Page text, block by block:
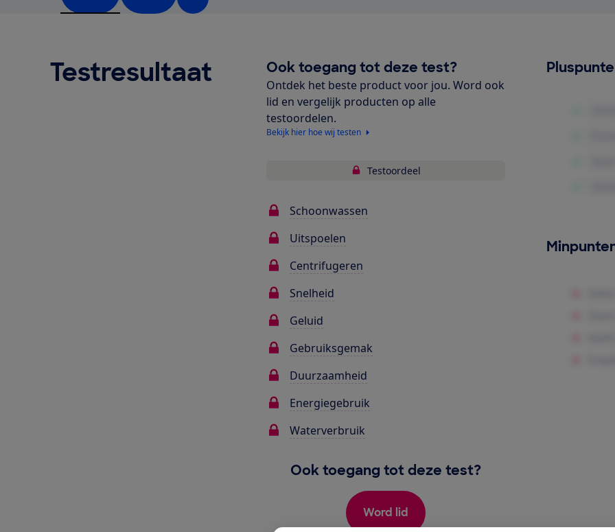
Testresultaat Ook toegang tot deze test?
Ontdek het beste product voor jou. Word ook
lid en vergelijk producten op alle
testoordelen.
Bekijk hier hoe wij testen
Testoordeel
Schoonwassen
Uitspoelen
Centrifugeren
Snelheid
Geluid
Gebruiksgemak
Duurzaamheid
Energiegebruik
Waterverbruik
Ook toegang tot deze test?
Word lid